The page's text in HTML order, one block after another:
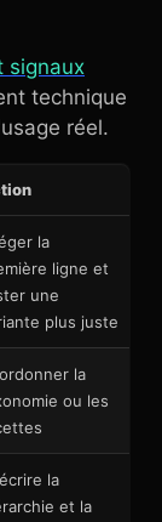
signaux
technique
réel.
la
ligne et
une
plus juste
la
ou les
la
et la